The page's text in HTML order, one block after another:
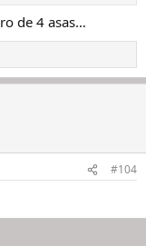
de 4 asas…
#104